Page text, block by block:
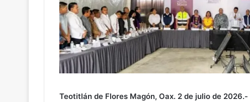
Teotitlán de Flores Magón, Oax. 2 de julio de 2026.-